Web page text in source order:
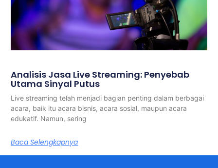
Analisis Jasa Live Streaming: Penyebab
Utama Sinyal Putus
Live streaming telah menjadi bagian penting dalam berbagai
acara, baik itu acara bisnis, acara sosial, maupun acara
edukatif. Namun, sering
Baca Selengkapnya